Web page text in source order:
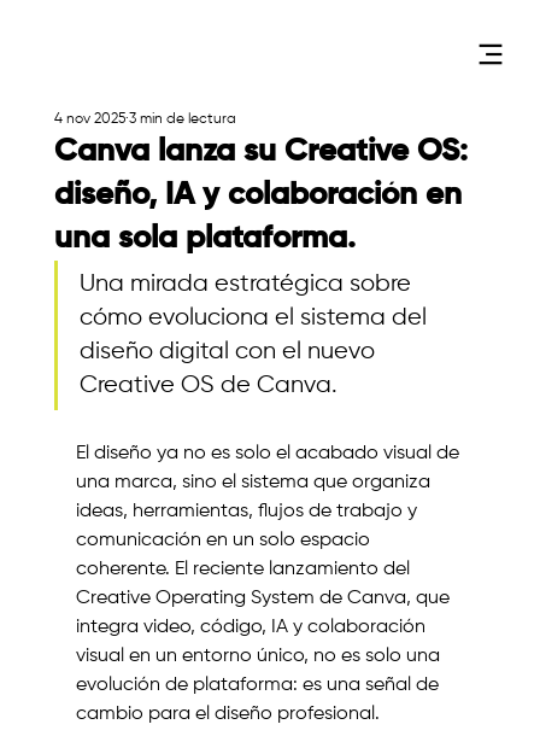
Canva lanza su Creative OS:
diseño, IA y colaboración en
una sola plataforma.
4 nov 2025 3 min de lectura
Una mirada estratégica sobre
cómo evoluciona el sistema del
diseño digital con el nuevo
Creative OS de Canva.
El diseño ya no es solo el acabado visual de
una marca, sino el sistema que organiza
ideas, herramientas, flujos de trabajo y
comunicación en un solo espacio
coherente. El reciente lanzamiento del
Creative Operating System de Canva, que
integra video, código, IA y colaboración
visual en un entorno único, no es solo una
evolución de plataforma: es una señal de
cambio para el diseño profesional.